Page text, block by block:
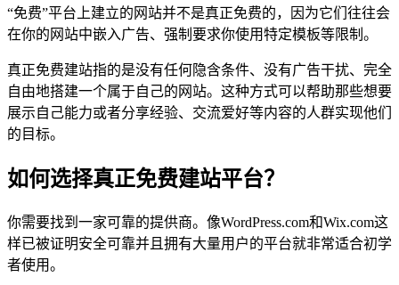
“免费”平台上建立的网站并不是真正免费的，因为它们往往会
在你的网站中嵌入广告、强制要求你使用特定模板等限制。
真正免费建站指的是没有任何隐含条件、没有广告干扰、完全
自由地搭建一个属于自己的网站。这种方式可以帮助那些想要
展示自己能力或者分享经验、交流爱好等内容的人群实现他们
的目标。
如何选择真正免费建站平台？
你需要找到一家可靠的提供商。像WordPress.com和Wix.com这
样已被证明安全可靠并且拥有大量用户的平台就非常适合初学
者使用。